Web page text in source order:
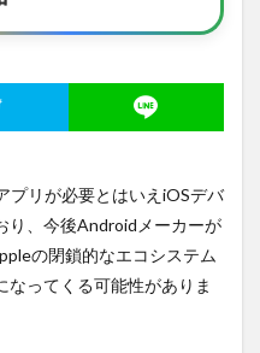
プリが必要とはいえiOSデバ
り、今後Androidメーカーが
の閉鎖的なエコシステム
なってくる可能性がありま